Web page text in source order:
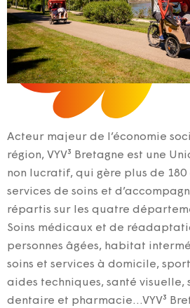
Acteur majeur de l’économie
région, VYV³ Bretagne est une
non lucratif, qui gère plus de
services de soins et
répartis sur les quatre
Soins médicaux et de
personnes âgées, habitat
soins et services à domicile,
aides techniques, santé visuelle,
dentaire et pharmacie…VYV³